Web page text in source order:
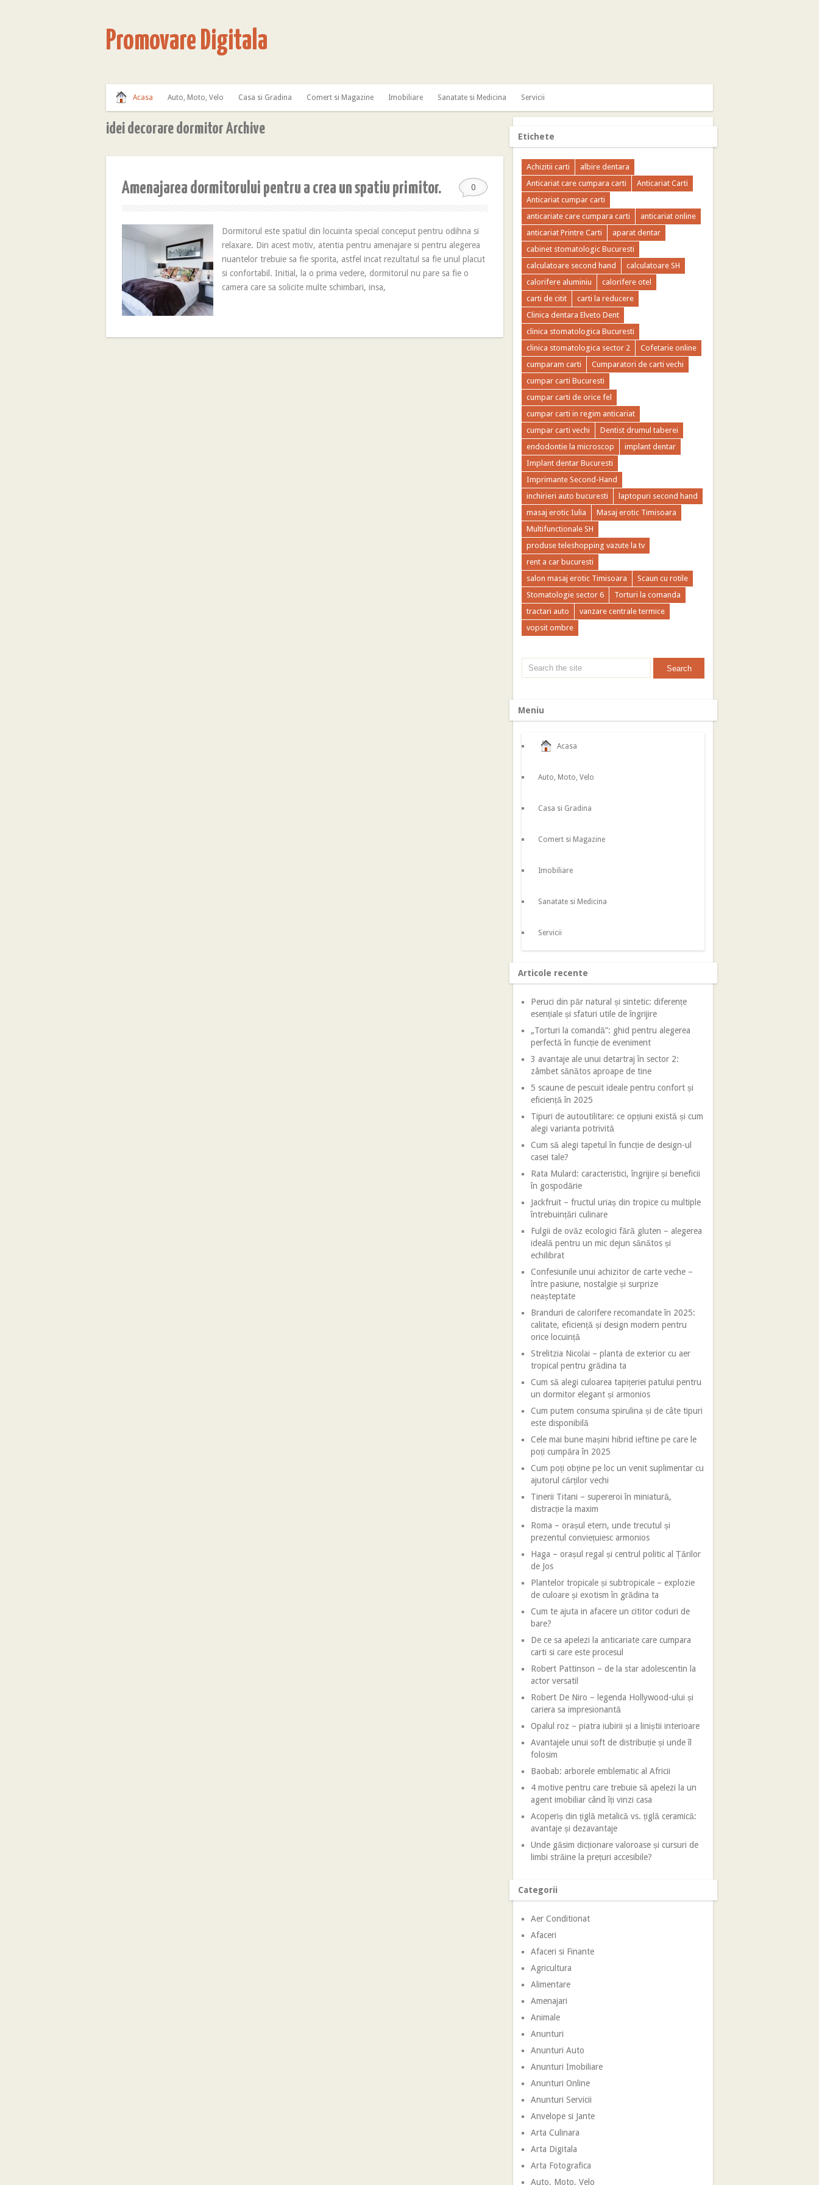
Promovare Digitala
Acasa Auto, Moto, Velo Casa si Gradina Comert si Magazine Imobiliare Sanatate si Medicina Servicii
idei decorare dormitor Archive
0
Amenajarea dormitorului pentru a crea un spatiu primitor.
Dormitorul este spatiul din locuinta special conceput pentru odihna si
relaxare. Din acest motiv, atentia pentru amenajare si pentru alegerea
nuantelor trebuie sa fie sporita, astfel incat rezultatul sa fie unul placut
si confortabil. Initial, la o prima vedere, dormitorul nu pare sa fie o
camera care sa solicite multe schimbari, insa,
Etichete
Achizitii carti
albire dentara
Anticariat care cumpara carti
Anticariat Carti
Anticariat cumpar carti
anticariate care cumpara carti
anticariat online
anticariat Printre Carti
aparat dentar
cabinet stomatologic Bucuresti
calculatoare second hand
calculatoare SH
calorifere aluminiu
calorifere otel
carti de citit
carti la reducere
Clinica dentara Elveto Dent
clinica stomatologica Bucuresti
clinica stomatologica sector 2
Cofetarie online
cumparam carti
Cumparatori de carti vechi
cumpar carti Bucuresti
cumpar carti de orice fel
cumpar carti in regim anticariat
cumpar carti vechi
Dentist drumul taberei
endodontie la microscop
implant dentar
Implant dentar Bucuresti
Imprimante Second-Hand
inchirieri auto bucuresti
laptopuri second hand
masaj erotic Iulia
Masaj erotic Timisoara
Multifunctionale SH
produse teleshopping vazute la tv
rent a car bucuresti
salon masaj erotic Timisoara
Scaun cu rotile
Stomatologie sector 6
Torturi la comanda
tractari auto
vanzare centrale termice
vopsit ombre
Meniu
Acasa
Auto, Moto, Velo
Casa si Gradina
Comert si Magazine
Imobiliare
Sanatate si Medicina
Servicii
Articole recente
Peruci din păr natural și sintetic: diferențe
esențiale și sfaturi utile de îngrijire
„Torturi la comandă”: ghid pentru alegerea
perfectă în funcție de eveniment
3 avantaje ale unui detartraj în sector 2:
zâmbet sănătos aproape de tine
5 scaune de pescuit ideale pentru confort și
eficiență în 2025
Tipuri de autoutilitare: ce opțiuni există și cum
alegi varianta potrivită
Cum să alegi tapetul în funcție de design-ul
casei tale?
Rata Mulard: caracteristici, îngrijire și beneficii
în gospodărie
Jackfruit – fructul uriaș din tropice cu multiple
întrebuințări culinare
Fulgii de ovăz ecologici fără gluten – alegerea
ideală pentru un mic dejun sănătos și
echilibrat
Confesiunile unui achizitor de carte veche –
între pasiune, nostalgie și surprize
neașteptate
Branduri de calorifere recomandate în 2025:
calitate, eficiență și design modern pentru
orice locuință
Strelitzia Nicolai – planta de exterior cu aer
tropical pentru grădina ta
Cum să alegi culoarea tapițeriei patului pentru
un dormitor elegant și armonios
Cum putem consuma spirulina și de câte tipuri
este disponibilă
Cele mai bune mașini hibrid ieftine pe care le
poți cumpăra în 2025
Cum poți obține pe loc un venit suplimentar cu
ajutorul cărților vechi
Tinerii Titani – supereroi în miniatură,
distracție la maxim
Roma – orașul etern, unde trecutul și
prezentul conviețuiesc armonios
Haga – orașul regal și centrul politic al Țărilor
de Jos
Plantelor tropicale și subtropicale – explozie
de culoare și exotism în grădina ta
Cum te ajuta in afacere un cititor coduri de
bare?
De ce sa apelezi la anticariate care cumpara
carti si care este procesul
Robert Pattinson – de la star adolescentin la
actor versatil
Robert De Niro – legenda Hollywood-ului și
cariera sa impresionantă
Opalul roz – piatra iubirii și a liniștii interioare
Avantajele unui soft de distribuție și unde îl
folosim
Baobab: arborele emblematic al Africii
4 motive pentru care trebuie să apelezi la un
agent imobiliar când îți vinzi casa
Acoperiș din țiglă metalică vs. țiglă ceramică:
avantaje și dezavantaje
Unde găsim dicționare valoroase și cursuri de
limbi străine la prețuri accesibile?
Categorii
Aer Conditionat
Afaceri
Afaceri si Finante
Agricultura
Alimentare
Amenajari
Animale
Anunturi
Anunturi Auto
Anunturi Imobiliare
Anunturi Online
Anunturi Servicii
Anvelope si Jante
Arta Culinara
Arta Digitala
Arta Fotografica
Auto, Moto, Velo